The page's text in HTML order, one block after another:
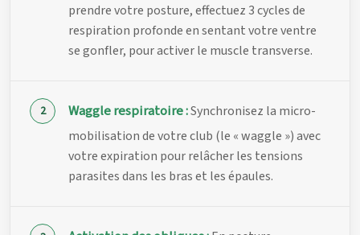
prendre votre posture, effectuez 3 cycles de
respiration profonde en sentant votre ventre
se gonfler, pour activer le muscle transverse.
Waggle respiratoire :Synchronisez la micro-
mobilisation de votre club (le « waggle ») avec
votre expiration pour relâcher les tensions
parasites dans les bras et les épaules.